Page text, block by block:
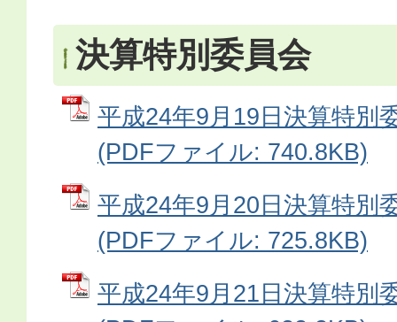
決算特別委員会
平成24年9月19日決算特別
(PDFファイル: 740.8KB)
平成24年9月20日決算特別
(PDFファイル: 725.8KB)
平成24年9月21日決算特別